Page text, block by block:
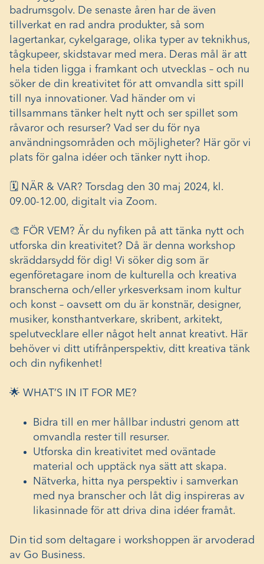
badrumsgolv. De senaste åren har de även
tillverkat en rad andra produkter, så som
lagertankar, cykelgarage, olika typer av teknikhus,
tågkupeer, skidstavar med mera. Deras mål är att
hela tiden ligga i framkant och utvecklas – och nu
söker de din kreativitet för att omvandla sitt spill
till nya innovationer. Vad händer om vi
tillsammans tänker helt nytt och ser spillet som
råvaror och resurser? Vad ser du för nya
användningsområden och möjligheter? Här gör vi
plats för galna idéer och tänker nytt ihop.
🗓️ NÄR & VAR? Torsdag den 30 maj 2024, kl.
09.00-12.00, digitalt via Zoom.
🎨 FÖR VEM? Är du nyfiken på att tänka nytt och
utforska din kreativitet? Då är denna workshop
skräddarsydd för dig! Vi söker dig som är
egenföretagare inom de kulturella och kreativa
branscherna och/eller yrkesverksam inom kultur
och konst – oavsett om du är konstnär, designer,
musiker, konsthantverkare, skribent, arkitekt,
spelutvecklare eller något helt annat kreativt. Här
behöver vi ditt utifrånperspektiv, ditt kreativa tänk
och din nyfikenhet!
🌟 WHAT’S IN IT FOR ME?
Bidra till en mer hållbar industri genom att
omvandla rester till resurser.
Utforska din kreativitet med oväntade
material och upptäck nya sätt att skapa.
Nätverka, hitta nya perspektiv i samverkan
med nya branscher och låt dig inspireras av
likasinnade för att driva dina idéer framåt.
Din tid som deltagare i workshoppen är arvoderad
av Go Business.